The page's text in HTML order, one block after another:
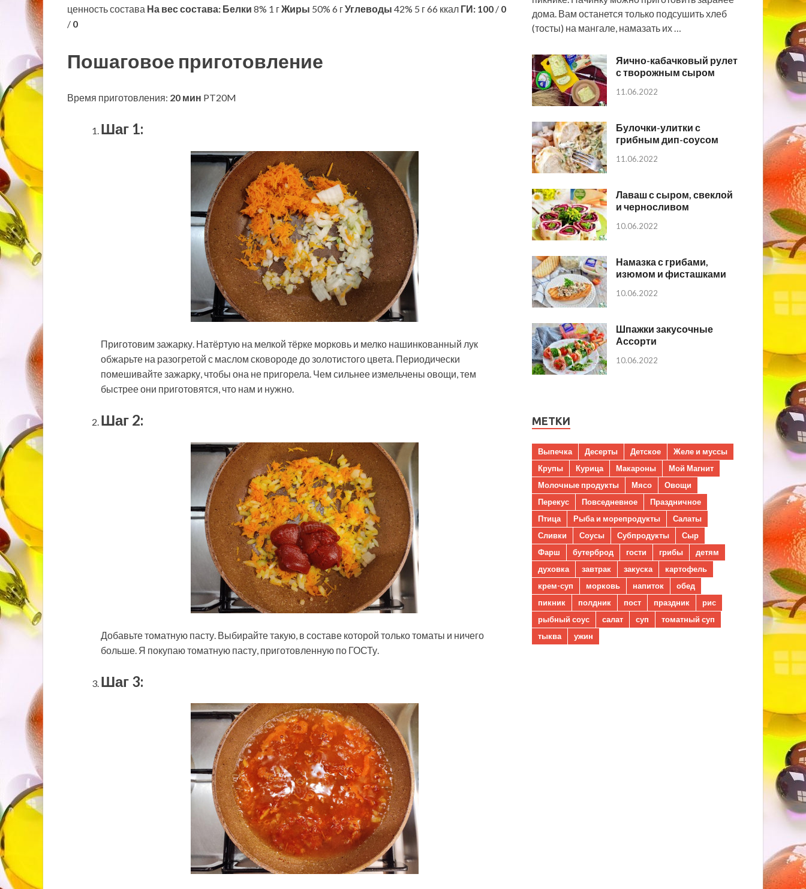
ценность состава На вес состава: Белки 8% 1 гЖиры 50% 6 гУглеводы 42% 5 г 66 ккал ГИ: 100 / 0
/ 0
Пошаговое приготовление
Время приготовления: 20 мин PT20M
Шаг 1:
Приготовим зажарку. Натёртую на мелкой тёрке морковь и мелко нашинкованный лук
обжарьте на разогретой с маслом сковороде до золотистого цвета. Периодически
помешивайте зажарку, чтобы она не пригорела. Чем сильнее измельчены овощи, тем
быстрее они приготовятся, что нам и нужно.
Шаг 2:
Добавьте томатную пасту. Выбирайте такую, в составе которой только томаты и ничего
больше. Я покупаю томатную пасту, приготовленную по ГОСТу.
Шаг 3:
дома. Вам останется только подсушить хлеб
(тосты) на мангале, намазать их …
Яично-кабачковый рулет
с творожным сыром
11.06.2022
Булочки-улитки с
грибным дип-соусом
11.06.2022
Лаваш с сыром, свеклой
и черносливом
10.06.2022
Намазка с грибами,
изюмом и фисташками
10.06.2022
Шпажки закусочные
Ассорти
10.06.2022
МЕТКИ
Выпечка Десерты Детское
Желе и муссы
Крупы
Курица Макароны
Мой Магнит
Молочные продукты
Мясо
Овощи
Перекус
Повседневное
Праздничное
Птица
Рыба и морепродукты
Салаты
Сливки
Соусы Субпродукты
Сыр
Фарш
бутерброд гости грибы
детям
духовка
завтрак закуска
картофель
крем-суп
морковь напиток
обед
пикник
полдник пост праздник
рис
рыбный соус
салат суп
томатный суп
тыква
ужин